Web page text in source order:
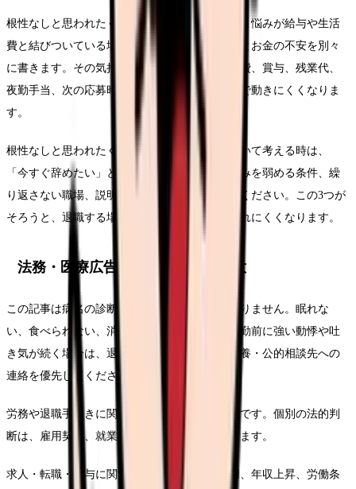
根性なしと思われたくなくて辞められないという悩みが給与や生活
費と結びついている場合は、退職したい気持ちとお金の不安を別々
に書きます。その気持ち自体を否定せず、固定費、賞与、残業代、
夜勤手当、次の応募時期を並べると、焦りだけで動きにくくなりま
す。
根性なしと思われたくなくて辞められないについて考える時は、
「今すぐ辞めたい」という結論だけでなく、悩みを弱める条件、繰
り返さない職場、説明するための記録を分けてください。この3つが
そろうと、退職する場合も残る場合も判断がぶれにくくなります。
法務・医療広告・求人広告上の注意
この記事は病名の診断や治療方針の提示ではありません。眠れな
い、食べられない、消えたい気持ちがある、出勤前に強い動悸や吐
き気が続く場合は、退職判断より先に受診・休養・公的相談先への
連絡を優先してください。
労務や退職手続きに関わる部分は一般的な整理です。個別の法的判
断は、雇用契約、就業規則、事実関係で変わります。
求人・転職・給与に関する内容は、内定、採用、年収上昇、労働条